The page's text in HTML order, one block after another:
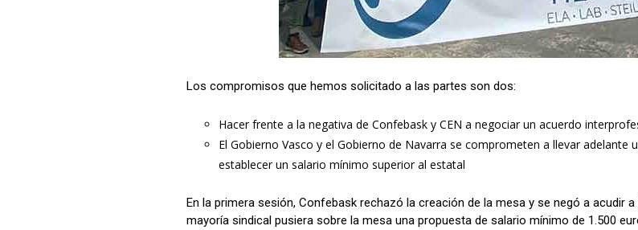
Los compromisos que hemos solicitado a las partes son dos:
Hacer frente a la negativa de Confebask y CEN a negociar un acuerdo
El Gobierno Vasco y el Gobierno de Navarra se comprometen a llevar adelante
establecer un salario mínimo superior al estatal
En la primera sesión, Confebask rechazó la creación de la mesa y se negó a acudir
mayoría sindical pusiera sobre la mesa una propuesta de salario mínimo de 1.500